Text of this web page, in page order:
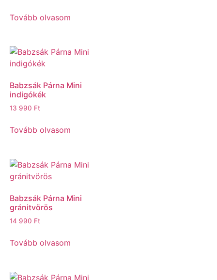
Tovább olvasom
Babzsák Párna Mini
indigókék
13 990 Ft
Tovább olvasom
Babzsák Párna Mini
gránitvörös
14 990 Ft
Tovább olvasom